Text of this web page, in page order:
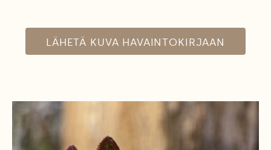
LÄHETÄ KUVA HAVAINTOKIRJAAN